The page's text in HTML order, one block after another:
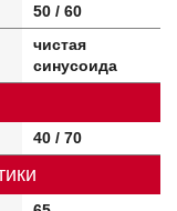
50 / 60
чистая
синусоида
40 / 70